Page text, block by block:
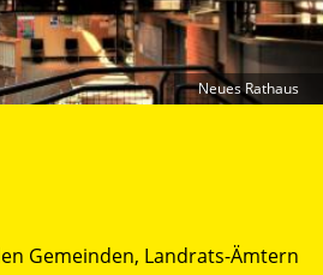
Gemeinden, Landrats-Ämtern
Neues Rathaus